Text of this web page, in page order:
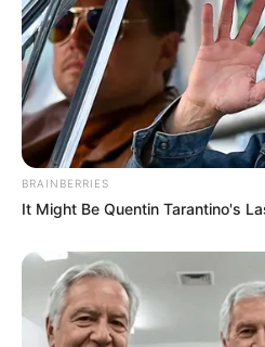
BRAINBERRIES
It Might Be Quentin Tarantino's